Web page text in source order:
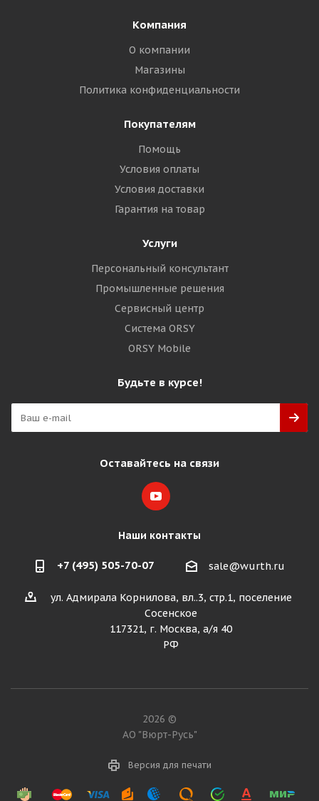
Компания
О компании
Магазины
Политика конфиденциальности
Покупателям
Помощь
Условия оплаты
Условия доставки
Гарантия на товар
Услуги
Персональный консультант
Промышленные решения
Сервисный центр
Система ORSY
ORSY Mobile
Будьте в курсе!
Оставайтесь на связи
Наши контакты
+7 (495) 505-70-07 sale@wurth.ru
ул. Адмирала Корнилова, вл..3, стр.1, поселение
Сосенское
117321, г. Москва, а/я 40
РФ
2026 ©
АО "Вюрт-Русь"
Версия для печати